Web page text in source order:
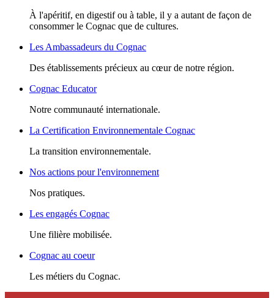
À l'apéritif, en digestif ou à table, il y a autant de façon de
consommer le Cognac que de cultures.
Les Ambassadeurs du Cognac
Des établissements précieux au cœur de notre région.
Cognac Educator
Notre communauté internationale.
La Certification Environnementale Cognac
La transition environnementale.
Nos actions pour l'environnement
Nos pratiques.
Les engagés Cognac
Une filière mobilisée.
Cognac au coeur
Les métiers du Cognac.